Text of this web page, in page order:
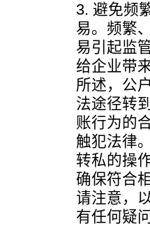
3. 避免频
易。频繁
易引起监
给企业带
所述，公
法途径转
账行为的
触犯法律
转私的操
确保符合
请注意，
有任何疑